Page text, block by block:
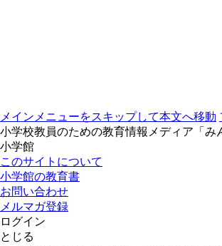
メインメニューをスキップして本文へ移動
小学校教員のための教育情報メディア「み
小学館
このサイトについて
小学館の教育書
お問い合わせ
メルマガ登録
ログイン
とじる